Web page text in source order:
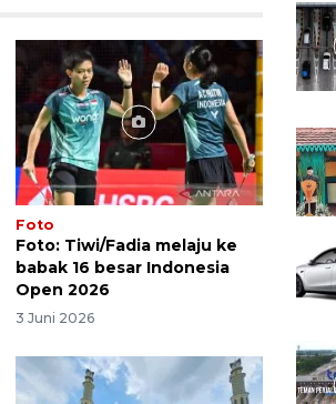
Foto
Foto: Tiwi/Fadia melaju ke
babak 16 besar Indonesia
Open 2026
3 Juni 2026